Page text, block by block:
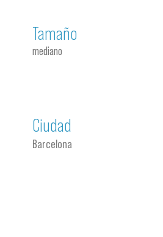
Tamaño
mediano
Ciudad
Barcelona